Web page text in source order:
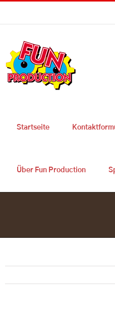
Skip
content
Startseite
Über Fun Production